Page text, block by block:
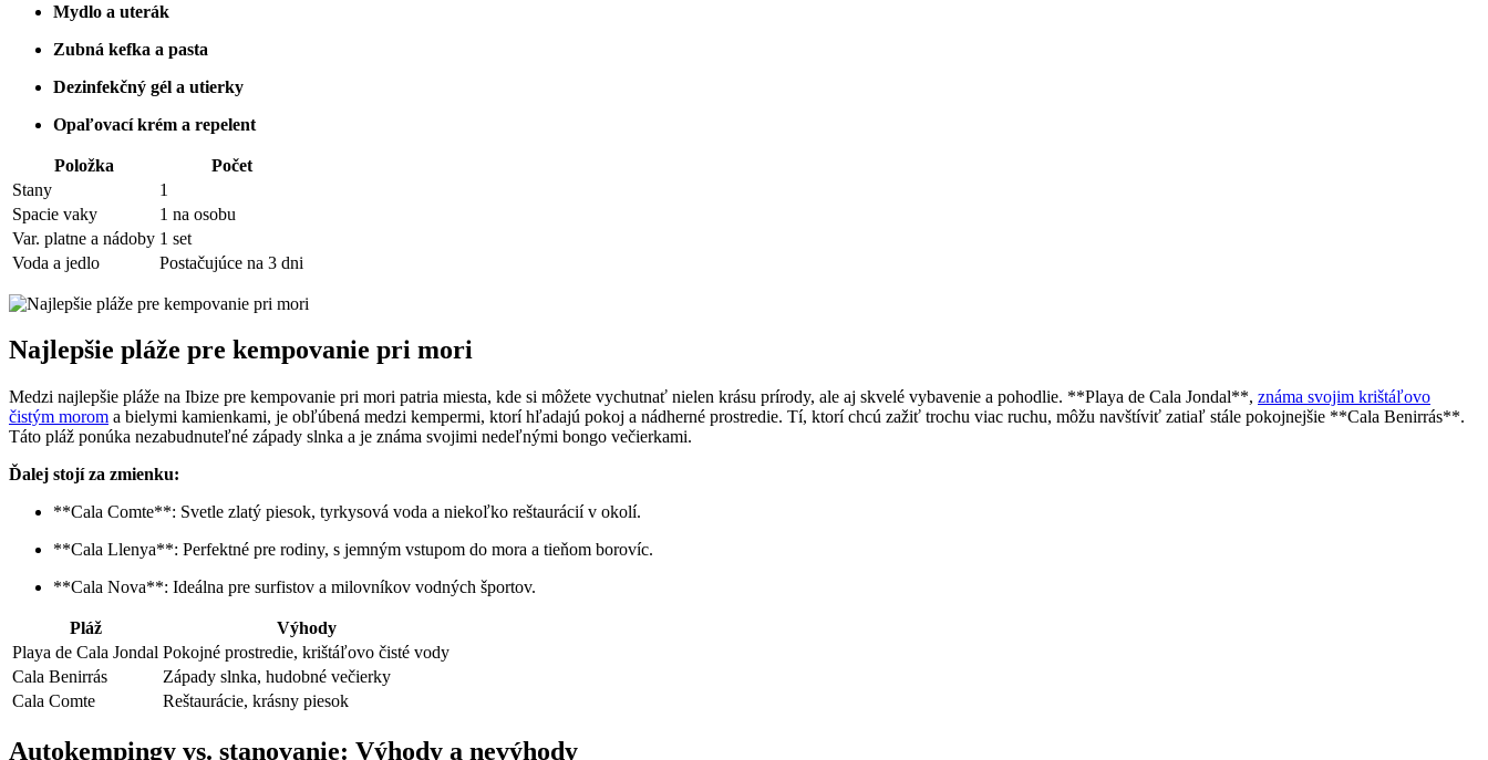
Mydlo a uterák
Zubná kefka a pasta
Dezinfekčný gél a utierky
Opaľovací krém a repelent
Položka
Počet
Stany
1
Spacie vaky
1 na osobu
Var. platne a nádoby 1 set
Voda a jedlo
Postačujúce na 3 dni
Najlepšie pláže pre kempovanie pri mori
Medzi najlepšie pláže na Ibize pre kempovanie pri mori patria miesta, kde si môžete vychutnať nielen krásu prírody, ale aj skvelé vybavenie a pohodlie. **Playa de Cala Jondal**, známa svojim krištáľovo
čistým morom a bielymi kamienkami, je obľúbená medzi kempermi, ktorí hľadajú pokoj a nádherné prostredie. Tí, ktorí chcú zažiť trochu viac ruchu, môžu navštíviť zatiaľ stále pokojnejšie **Cala Benirrás**.
Táto pláž ponúka nezabudnuteľné západy slnka a je známa svojimi nedeľnými bongo večierkami.
Ďalej stojí za zmienku:
**Cala Comte**: Svetle zlatý piesok, tyrkysová voda a niekoľko reštaurácií v okolí.
**Cala Llenya**: Perfektné pre rodiny, s jemným vstupom do mora a tieňom borovíc.
**Cala Nova**: Ideálna pre surfistov a milovníkov vodných športov.
Pláž
Výhody
Playa de Cala Jondal Pokojné prostredie, krištáľovo čisté vody
Cala Benirrás
Západy slnka, hudobné večierky
Cala Comte
Reštaurácie, krásny piesok
Autokempingy vs. stanovanie: Výhody a nevýhody